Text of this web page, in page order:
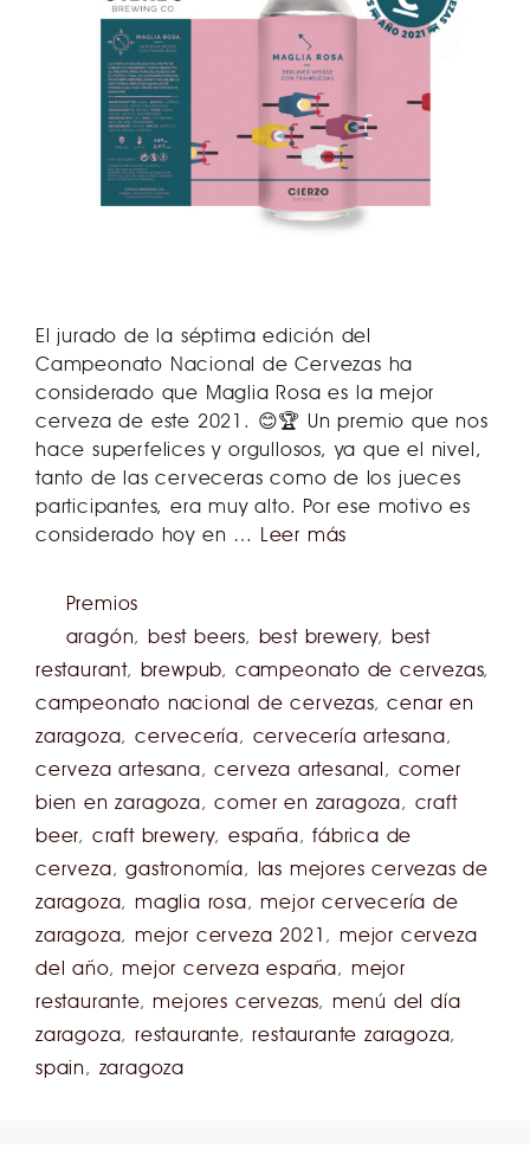
El jurado de la séptima edición del
Campeonato Nacional de Cervezas ha
considerado que Maglia Rosa es la mejor
cerveza de este 2021. 😊🏆 Un premio que nos
hace superfelices y orgullosos, ya que el nivel,
tanto de las cerveceras como de los jueces
participantes, era muy alto. Por ese motivo es
considerado hoy en … Leer más
Premios
aragón,best beers, best brewery, best
restaurant, brewpub, campeonato de cervezas,
campeonato nacional de cervezas,cenar en
zaragoza,cervecería, cervecería artesana,
cerveza artesana,cerveza artesanal, comer
bien en zaragoza,comer en zaragoza, craft
beer, craft brewery, españa,fábrica de
cerveza,gastronomía, las mejores cervezas de
zaragoza,maglia rosa,mejor cervecería de
zaragoza,mejor cerveza 2021 ,mejor cerveza
del año,mejor cerveza españa, mejor
restaurante,mejores cervezas, menú del día
zaragoza,restaurante,restaurante zaragoza,
spain, zaragoza